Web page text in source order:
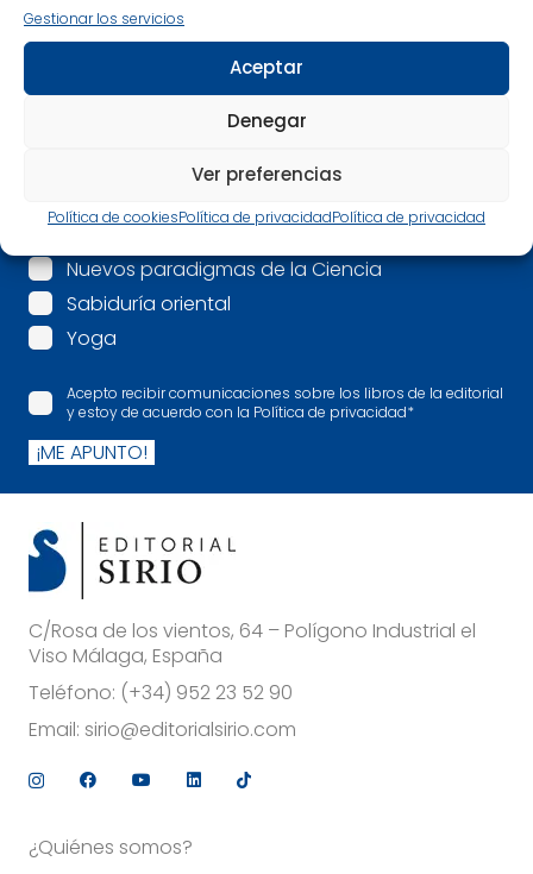
Gestionar los servicios
Aceptar
Denegar
Ver preferencias
Política de cookiesPolítica de privacidadPolítica de privacidad
Espiritualidad
Nuevos paradigmas de la Ciencia
Sabiduría oriental
Yoga
Acepto recibir comunicaciones sobre los libros de la editorial
y estoy de acuerdo con la Política de privacidad*
¡ME APUNTO!
C/Rosa de los vientos, 64 – Polígono Industrial el
Viso Málaga, España
Teléfono: (+34) 952 23 52 90
Email: sirio@editorialsirio.com
¿Quiénes somos?